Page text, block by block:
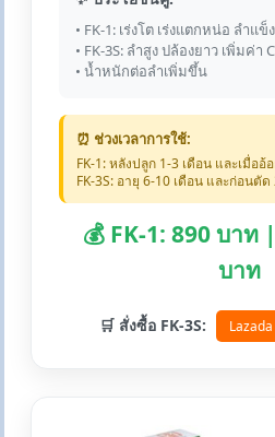
• FK-1: เร่งโต เร่งแตกหน่อ ลำแข็
• FK-3S: ลำสูง ปล้องยาว เพิ่มค่า
• น้ำหนักต่อลำเพิ่มขึ้น
⏰ ช่วงเวลาการใช้:
FK-1: หลังปลูก 1-3 เดือน และเมื่ออ้
FK-3S: อายุ 6-10 เดือน และก่อนตัด
💰 FK-1: 890 บาท
บาท
🛒 สั่งซื้อ FK-3S: Lazada